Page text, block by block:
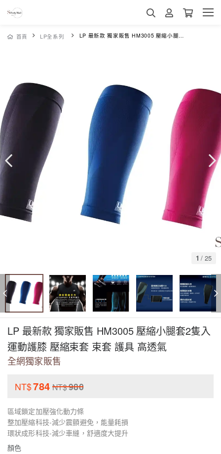
首頁 LP全系列 LP 最新款 獨家販售 HM3005 壓縮小腿套2隻入運動護膝 壓縮束套 束套 護具 高透氣
1 / 25
LP 最新款 獨家販售 HM3005 壓縮小腿套2隻入
運動護膝 壓縮束套 束套 護具 高透氣
全網獨家販售
NT$784 NT$980
區域鎖定加壓強化動力條
整加壓縮科技-減少震顫避免，能量耗損
環狀成形科技-減少車縫，舒適度大提升
顏色